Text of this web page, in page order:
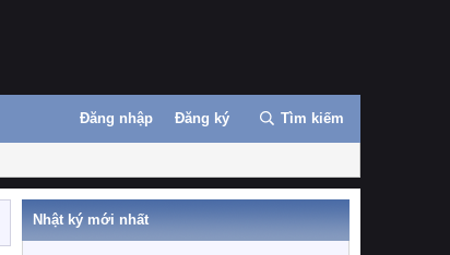
Đăng nhập Đăng ký Tìm kiếm
Nhật ký mới nhất